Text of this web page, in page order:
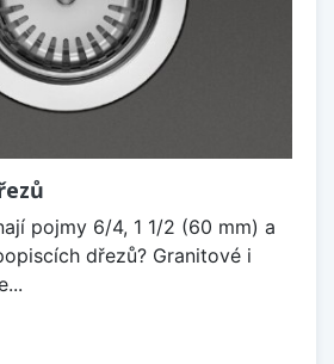
pojmy 6/4, 1 1/2 (60 mm) a
dřezů? Granitové i